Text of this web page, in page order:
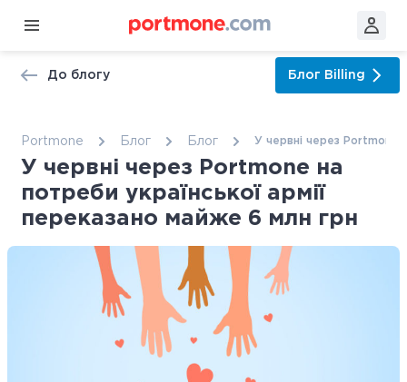
До блогу Блог Billing
Portmone Блог Блог У червні через Portmone
У червні через Portmone на
потреби української армії
переказано майже 6 млн грн